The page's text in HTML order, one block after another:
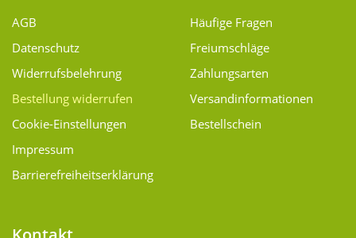
AGB
Datenschutz
Widerrufsbelehrung
Bestellung widerrufen
Cookie-Einstellungen
Impressum
Barrierefreiheitserklärung
Häufige Fragen
Freiumschläge
Zahlungsarten
Versand­informationen
Bestellschein